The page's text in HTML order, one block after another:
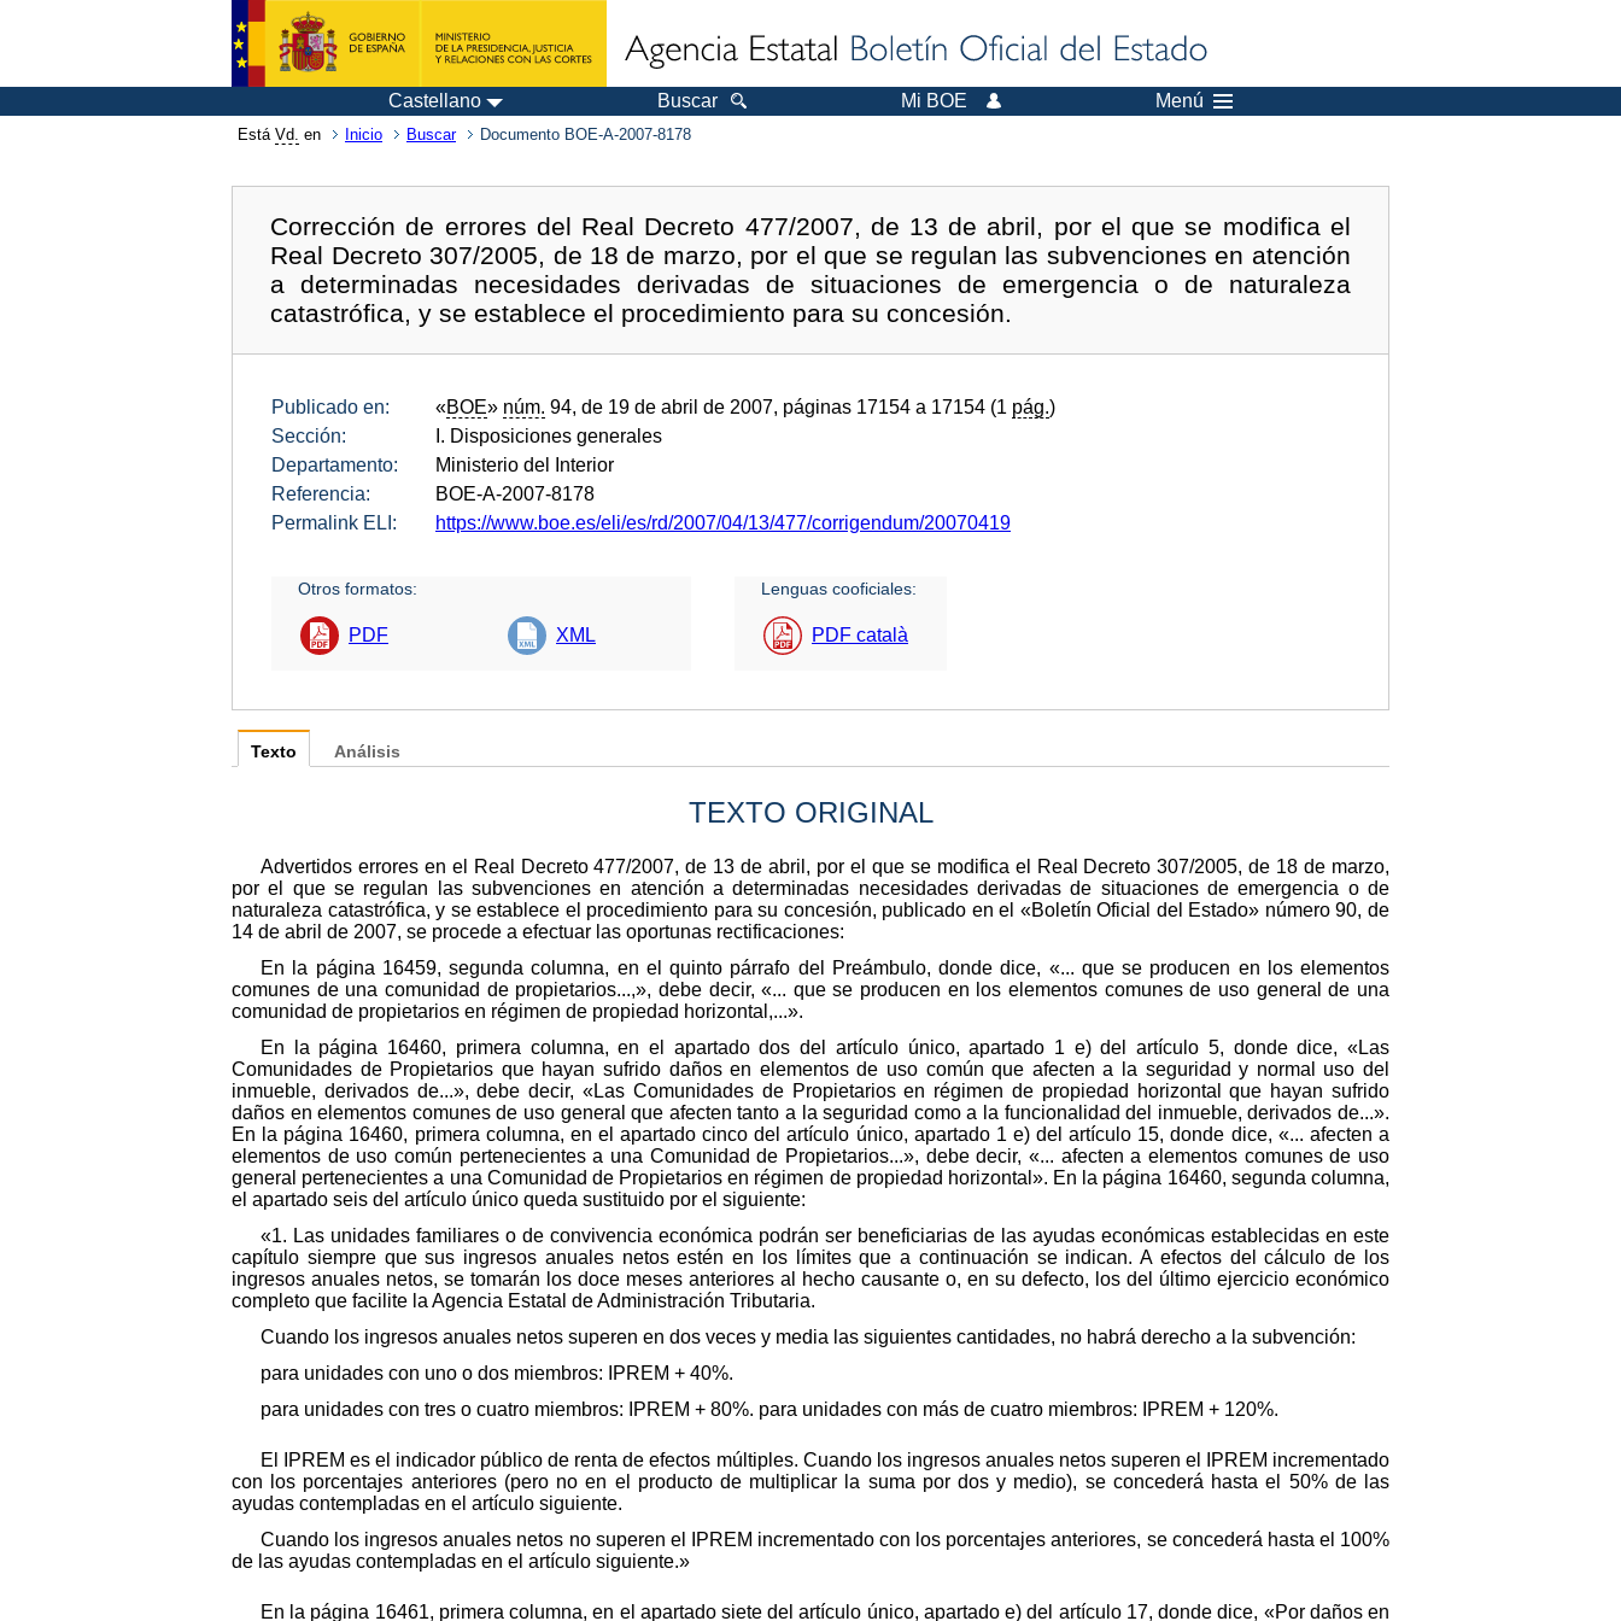
Castellano Buscar Mi BOE Menú
Está Vd. en Inicio Buscar Documento BOE-A-2007-8178
Corrección de errores del Real Decreto 477/2007, de 13 de abril, por el que se modifica el
Real Decreto 307/2005, de 18 de marzo, por el que se regulan las subvenciones en atención
a determinadas necesidades derivadas de situaciones de emergencia o de naturaleza
catastrófica, y se establece el procedimiento para su concesión.
Publicado en: «BOE» núm. 94, de 19 de abril de 2007, páginas 17154 a 17154 (1 pág.)
Sección:
I. Disposiciones generales
Departamento:
Ministerio del Interior
Referencia:
BOE-A-2007-8178
Permalink ELI:
https://www.boe.es/eli/es/rd/2007/04/13/477/corrigendum/20070419
Otros formatos:
PDF XML
Lenguas cooficiales:
PDF català
Texto
TEXTO ORIGINAL
Advertidos errores en el Real Decreto 477/2007, de 13 de abril, por el que se modifica el Real Decreto 307/2005, de 18 de marzo,
por el que se regulan las subvenciones en atención a determinadas necesidades derivadas de situaciones de emergencia o de
naturaleza catastrófica, y se establece el procedimiento para su concesión, publicado en el «Boletín Oficial del Estado» número 90, de
14 de abril de 2007, se procede a efectuar las oportunas rectificaciones:
En la página 16459, segunda columna, en el quinto párrafo del Preámbulo, donde dice, «... que se producen en los elementos
comunes de una comunidad de propietarios...,», debe decir, «... que se producen en los elementos comunes de uso general de una
comunidad de propietarios en régimen de propiedad horizontal,...».
En la página 16460, primera columna, en el apartado dos del artículo único, apartado 1 e) del artículo 5, donde dice, «Las
Comunidades de Propietarios que hayan sufrido daños en elementos de uso común que afecten a la seguridad y normal uso del
inmueble, derivados de...», debe decir, «Las Comunidades de Propietarios en régimen de propiedad horizontal que hayan sufrido
daños en elementos comunes de uso general que afecten tanto a la seguridad como a la funcionalidad del inmueble, derivados de...».
En la página 16460, primera columna, en el apartado cinco del artículo único, apartado 1 e) del artículo 15, donde dice, «... afecten a
elementos de uso común pertenecientes a una Comunidad de Propietarios...», debe decir, «... afecten a elementos comunes de uso
general pertenecientes a una Comunidad de Propietarios en régimen de propiedad horizontal». En la página 16460, segunda columna,
el apartado seis del artículo único queda sustituido por el siguiente:
«1. Las unidades familiares o de convivencia económica podrán ser beneficiarias de las ayudas económicas establecidas en este
capítulo siempre que sus ingresos anuales netos estén en los límites que a continuación se indican. A efectos del cálculo de los
ingresos anuales netos, se tomarán los doce meses anteriores al hecho causante o, en su defecto, los del último ejercicio económico
completo que facilite la Agencia Estatal de Administración Tributaria.
Cuando los ingresos anuales netos superen en dos veces y media las siguientes cantidades, no habrá derecho a la subvención:
para unidades con uno o dos miembros: IPREM + 40%.
para unidades con tres o cuatro miembros: IPREM + 80%. para unidades con más de cuatro miembros: IPREM + 120%.
El IPREM es el indicador público de renta de efectos múltiples. Cuando los ingresos anuales netos superen el IPREM incrementado
con los porcentajes anteriores (pero no en el producto de multiplicar la suma por dos y medio), se concederá hasta el 50% de las
ayudas contempladas en el artículo siguiente.
Cuando los ingresos anuales netos no superen el IPREM incrementado con los porcentajes anteriores, se concederá hasta el 100%
de las ayudas contempladas en el artículo siguiente.»
En la página 16461, primera columna, en el apartado siete del artículo único, apartado e) del artículo 17, donde dice, «Por daños en
Análisis